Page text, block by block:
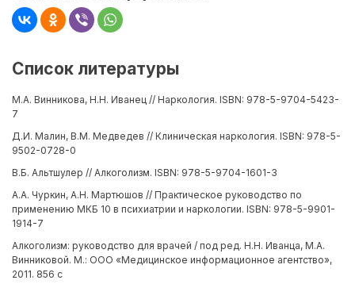
Список литературы
М.А. Винникова, Н.Н. Иванец // Наркология. ISBN: 978-5-9704-5423-
7
Д.И. Малин, В.М. Медведев // Клиническая наркология. ISBN: 978-5-
9502-0728-0
В.Б. Альтшулер // Алкоголизм. ISBN: 978-5-9704-1601-3
А.А. Чуркин, А.Н. Мартюшов // Практическое руководство по
применению МКБ 10 в психиатрии и наркологии. ISBN: 978-5-9901-
1914-7
Алкоголизм: руководство для врачей / под ред. Н.Н. Иванца, М.А.
Винниковой. М.: ООО «Медицинское информационное агентство»,
2011. 856 с